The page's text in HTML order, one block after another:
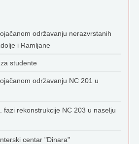
održavanju nerazvrstanih
i Ramljane
studente
održavanju NC 201 u
fazi rekonstrukcije NC 203 u naselju
centar "Dinara"